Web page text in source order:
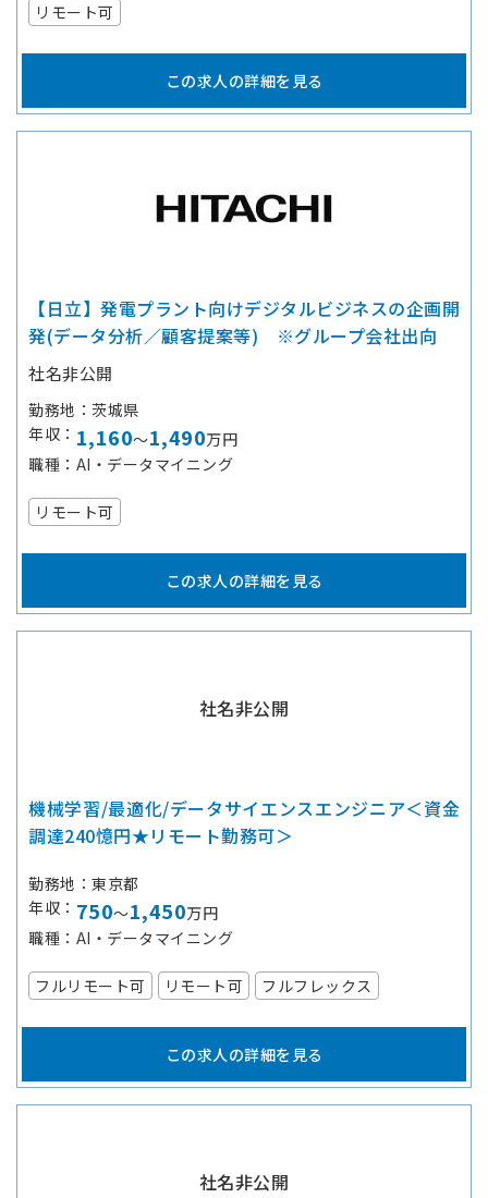
リモート可
この求人の詳細を見る
【日立】発電プラント向けデジタルビジネスの企画開
発(データ分析／顧客提案等) ※グループ会社出向
社名非公開
勤務地
茨城県
年収
1,160～1,490万円
職種
AI・データマイニング
リモート可
この求人の詳細を見る
社名非公開
機械学習/最適化/データサイエンスエンジニア＜資金
調達240憶円★リモート勤務可＞
勤務地
東京都
年収
750～1,450万円
職種
AI・データマイニング
フルリモート可 リモート可 フルフレックス
この求人の詳細を見る
社名非公開